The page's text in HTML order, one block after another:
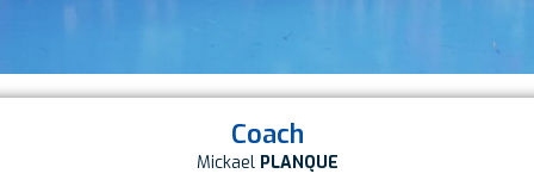
Coach
Mickael PLANQUE